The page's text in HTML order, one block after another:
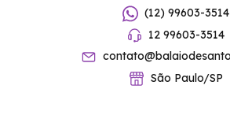
(12) 99603-3514
12 99603-3514
São Paulo/SP